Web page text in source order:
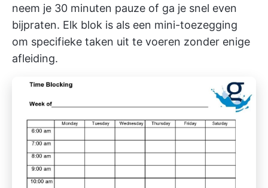
neem je 30 minuten pauze of ga je snel even
bijpraten. Elk blok is als een mini-toezegging
om specifieke taken uit te voeren zonder enige
afleiding.